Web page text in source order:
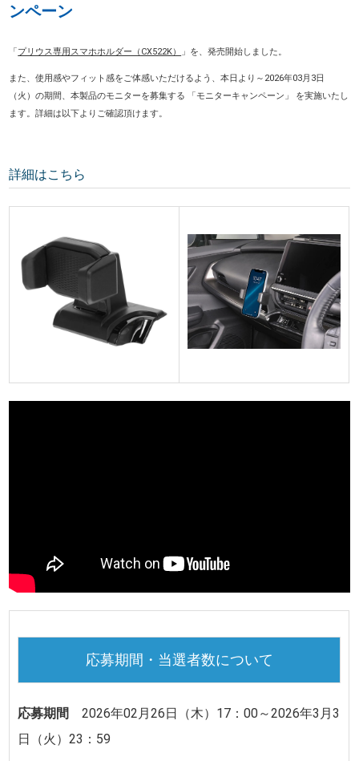
ンペーン
「プリウス専用スマホホルダー（CX522K） 」を、発売開始しました。
また、使用感やフィット感をご体感いただけるよう、本日より～2026年03月3日
（火）の期間、本製品のモニターを募集する 「モニターキャンペーン」 を実施いたし
ます。詳細は以下よりご確認頂けます。
詳細はこちら
応募期間・当選者数について
応募期間
2026年02月26日（木）17：00～2026年3月3
日（火）23：59